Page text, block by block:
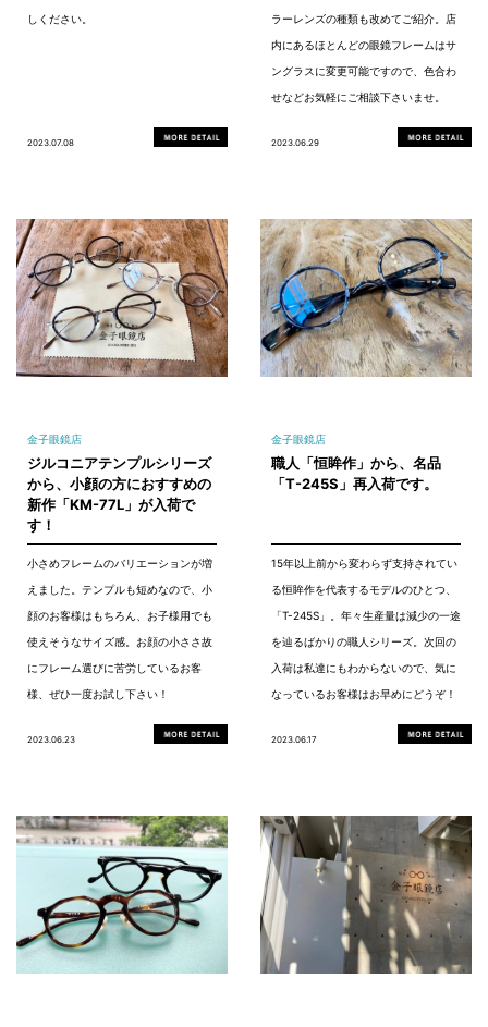
しください。
2023.07.08
ラーレンズの種類も改めてご紹介。店
内にあるほとんどの眼鏡フレームはサ
ングラスに変更可能ですので、色合わ
せなどお気軽にご相談下さいませ。
2023.06.29
金子眼鏡店
ジルコニアテンプルシリーズ
から、小顔の方におすすめの
新作「KM-77L」が入荷で
す！
小さめフレームのバリエーションが増
えました。テンプルも短めなので、小
顔のお客様はもちろん、お子様用でも
使えそうなサイズ感。お顔の小ささ故
にフレーム選びに苦労しているお客
様、ぜひ一度お試し下さい！
2023.06.23
金子眼鏡店
職人「恒眸作」から、名品
「T-245S」再入荷です。
15年以上前から変わらず支持されてい
る恒眸作を代表するモデルのひとつ、
「T-245S」。年々生産量は減少の一途
を辿るばかりの職人シリーズ。次回の
入荷は私達にもわからないので、気に
なっているお客様はお早めにどうぞ！
2023.06.17